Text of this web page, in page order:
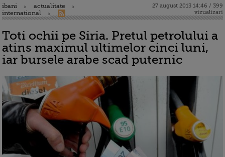
ibani
actualitate
international
27 august 2013 14:46 / 399
vizualizari
Toti ochii pe Siria. Pretul petrolului a
atins maximul ultimelor cinci luni,
iar bursele arabe scad puternic